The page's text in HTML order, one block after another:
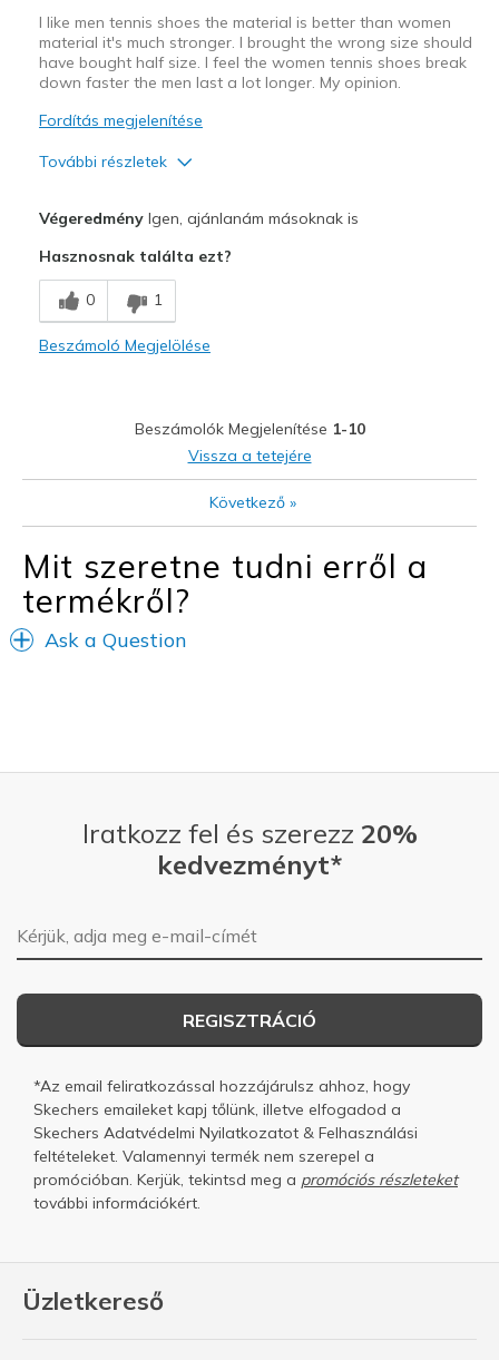
I like men tennis shoes the material is better than women
material it's much stronger. I brought the wrong size should
have bought half size. I feel the women tennis shoes break
down faster the men last a lot longer. My opinion.
Fordítás megjelenítése
További részletek
Breathe Well
Comfortable
Casual Wear
Sizing
Feels true to size
View On Shoes
Shoes are for Wearing
VégeredményIgen, ajánlanám másoknak is
Hasznosnak találta ezt?
0 1
Beszámoló Megjelölése
Beszámolók Megjelenítése 1-10
Vissza a tetejére
Következő»
Mit szeretne tudni erről a
termékről?
Ask a Question
Üzletkereső
Iratkozz fel és szerezz 20%
kedvezményt*
E-mail-cím
REGISZTRÁCIÓ
*Az email feliratkozással hozzájárulsz ahhoz, hogy
Skechers emaileket kapj tőlünk, illetve elfogadod a
Skechers Adatvédelmi Nyilatkozatot & Felhasználási
feltételeket. Valamennyi termék nem szerepel a
promócióban. Kerjük, tekintsd meg a promóciós részleteket
további információkért.